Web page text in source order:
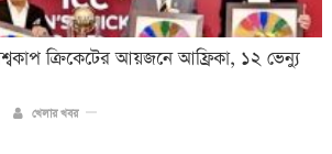
ক্রিকে‌টের আয়জনে আফ্রিকা, ১২ ভেন্যু
খেলার খবর